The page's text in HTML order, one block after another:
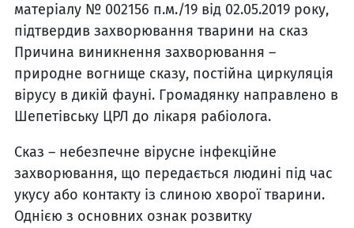
матеріалу № 002156 п.м./19 від 02.05.2019 року,
підтвердив захворювання тварини на сказ
Причина виникнення захворювання –
природне вогнище сказу, постійна циркуляція
вірусу в дикій фауні. Громадянку направлено в
Шепетівську ЦРЛ до лікаря рабіолога.
Сказ – небезпечне вірусне інфекційне
захворювання, що передається людині під час
укусу або контакту із слиною хворої тварини.
Однією з основних ознак розвитку